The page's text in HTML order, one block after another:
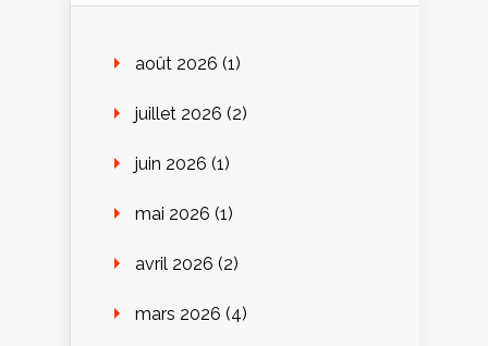
août 2026 (1)
juillet 2026 (2)
juin 2026 (1)
mai 2026 (1)
avril 2026 (2)
mars 2026 (4)